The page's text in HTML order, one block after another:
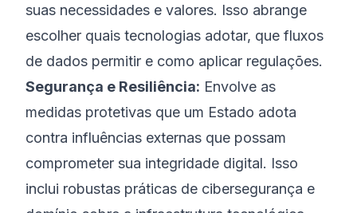
suas necessidades e valores. Isso abrange
escolher quais tecnologias adotar, que fluxos
de dados permitir e como aplicar regulações.
Segurança e Resiliência: Envolve as
medidas protetivas que um Estado adota
contra influências externas que possam
comprometer sua integridade digital. Isso
inclui robustas práticas de cibersegurança e